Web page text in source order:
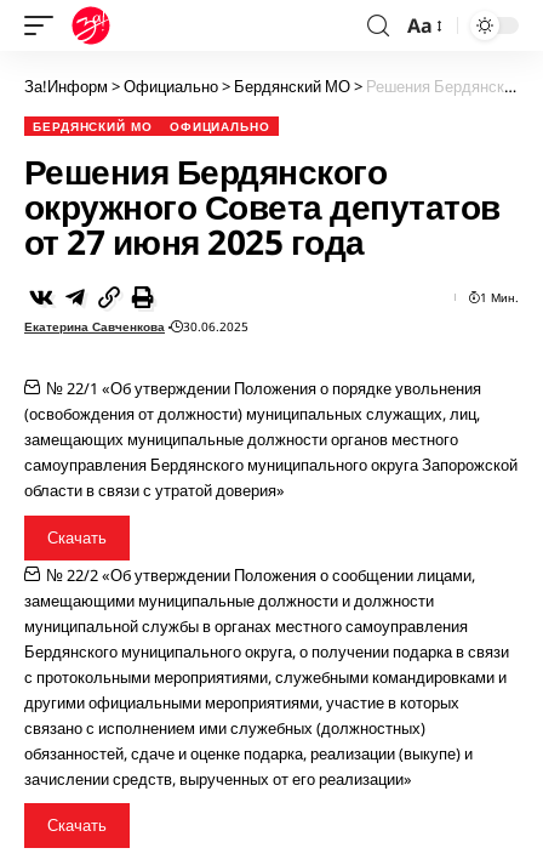
Aa
За!Информ >Официально> Бердянский МО> Решения Бердянского окружного Совета депутатов от 27 июня 2025 года
БЕРДЯНСКИЙ МО ОФИЦИАЛЬНО
Решения Бердянского
окружного Совета депутатов
от 27 июня 2025 года
Екатерина Савченкова 30.06.2025
1 Мин.
№ 22/1 «Об утверждении Положения о порядке увольнения
(освобождения от должности) муниципальных служащих, лиц,
замещающих муниципальные должности органов местного
самоуправления Бердянского муниципального округа Запорожской
области в связи с утратой доверия»
Скачать
№ 22/2 «Об утверждении Положения о сообщении лицами,
замещающими муниципальные должности и должности
муниципальной службы в органах местного самоуправления
Бердянского муниципального округа, о получении подарка в связи
с протокольными мероприятиями, служебными командировками и
другими официальными мероприятиями, участие в которых
связано с исполнением ими служебных (должностных)
обязанностей, сдаче и оценке подарка, реализации (выкупе) и
зачислении средств, вырученных от его реализации»
Скачать